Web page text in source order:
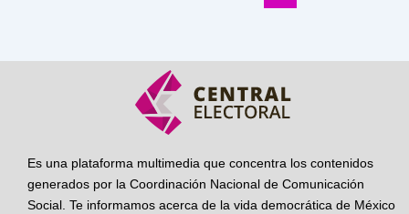
Es una plataforma multimedia que concentra los contenidos
generados por la Coordinación Nacional de Comunicación
Social. Te informamos acerca de la vida democrática de México